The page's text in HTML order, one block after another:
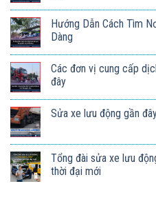
Hướng Dẫn Cách Tìm
Dàng
Các đơn vị cung cấp
đây
Sửa xe lưu động gần
Tổng đài sửa xe lưu
thời đại mới